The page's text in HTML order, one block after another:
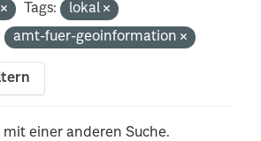
Tags:
lokal
amt-fuer-geoinformation
mit einer anderen Suche.